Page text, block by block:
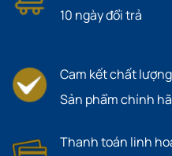
10 ngày đổi trả
Cam kết chất lượng
Sản phẩm chính
Thanh toán linh